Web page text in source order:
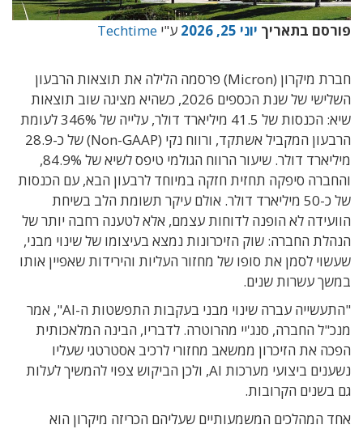
פורסם בתאריך יוני 25, 2026 ע"י Techtime
חברת מיקרון (Micron) פרסמה הלילה את תוצאות הרבעון
השלישי של שנת הכספים 2026, כשהיא מציגה שוב תוצאות
שיא: הכנסות של 41.5 מיליארד דולר, עלייה של 346% לעומת
הרבעון המקביל אשתקד, ורווח נקי (Non-GAAP) של כ-28.9
מיליארד דולר. שיעור הרווח הגולמי טיפס לשיא של 84.9%,
והחברה סיפקה תחזית חזקה במיוחד לרבעון הבא, עם הכנסות
של כ-50 מיליארד דולר. אולם עיקר תשומת הלב בשיחת
הוועידה לא הופנה לדוחות עצמם, אלא לטענה רחבה יותר של
הנהלת החברה: שוק הזיכרונות נמצא בעיצומו של שינוי מבני,
שעשוי לסמן את סופו של מחזור העליות והירידות שאפיין אותו
במשך עשרות שנים.
"התעשייה עברה שינוי מבני בעקבות התפשטות ה-AI", אמר
מנכ"ל החברה, סנג'יי מהרוטרה. לדבריו, הבינה המלאכותית
הפכה את הזיכרון ממשאב מחזורי לרכיב אסטרטגי שעליו
נשענים ביצועי מערכות AI, ולכן הביקוש צפוי להמשיך לעלות
גם בשנים הקרובות.
אחד המהלכים המשמעותיים שעליהם הכריזה מיקרון הוא